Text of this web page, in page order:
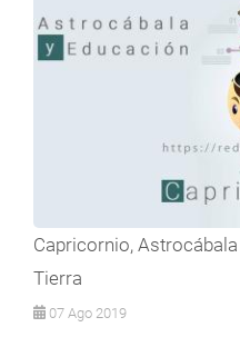
Capricornio,
Tierra
07 Ago 2019